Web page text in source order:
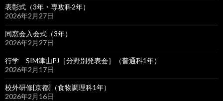
表彰式（3年・専攻科2年）
2026年2月27日
同窓会入会式（3年）
2026年2月27日
行学 SIM津山PJ［分野別発表会］（普通科1年）
2026年2月17日
校外研修[京都]（食物調理科1年）
2026年2月16日